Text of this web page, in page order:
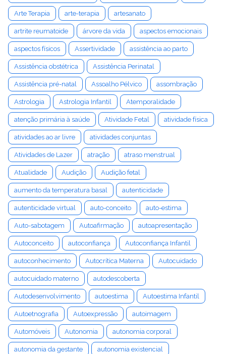
Arte Terapia arte-terapia artesanato
artrite reumatoide árvore da vida aspectos emocionais
aspectos físicos Assertividade assistência ao parto
Assistência obstétrica Assistência Perinatal
Assistência pré-natal Assoalho Pélvico assombração
Astrologia Astrologia Infantil Atemporalidade
atenção primária à saúde Atividade Fetal atividade física
atividades ao ar livre atividades conjuntas
Atividades de Lazer atração atraso menstrual
Atualidade Audição Audição fetal
aumento da temperatura basal autenticidade
autenticidade virtual auto-conceito auto-estima
Auto-sabotagem Autoafirmação autoapresentação
Autoconceito autoconfiança Autoconfiança Infantil
autoconhecimento Autocrítica Materna Autocuidado
autocuidado materno autodescoberta
Autodesenvolvimento autoestima Autoestima Infantil
Autoetnografia Autoexpressão autoimagem
Automóveis Autonomia autonomia corporal
autonomia da gestante autonomia existencial